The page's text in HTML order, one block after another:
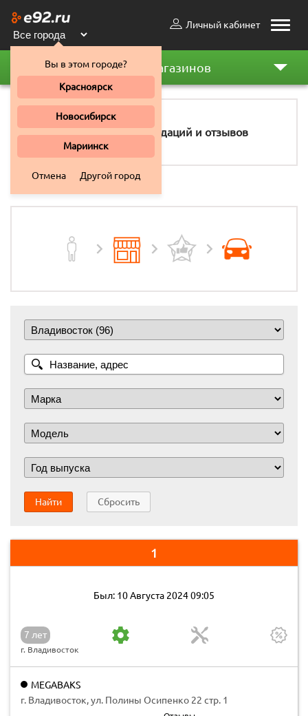
Toggle
Личный кабинет
Вы в этом городе?
Красноярск
Новосибирск
Мариинск
Отмена Другой город
Рейтинг магазинов
96 рекомендаций и отзывов
Найти Сбросить
1
Был: 10 Августа 2024 09:05
7 лет
г. Владивосток
MEGABAKS
г. Владивосток, ул. Полины Осипенко 22 стр. 1